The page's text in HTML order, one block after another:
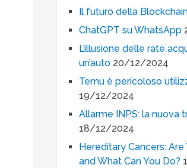
Il futuro della
ChatGPT su WhatsApp
L’illusione delle rate
un’auto 20/12/2024
Temu è pericoloso
19/12/2024
Allarme INPS: la nuova
18/12/2024
Hereditary Cancers: Are
and What Can You Do?